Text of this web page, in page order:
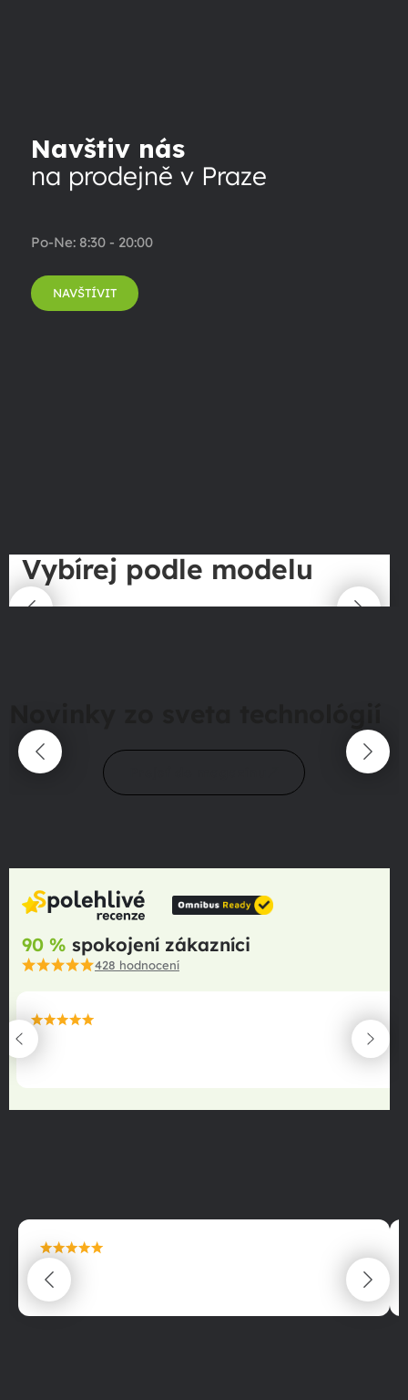
Navštiv nás
na prodejně v Praze
Po-Ne: 8:30 - 20:00
NAVŠTÍVIT
Vybírej podle modelu
90 % spokojení zákazníci
428 hodnocení
maximální spokojenost
22.06.2025
maximální spokojenost
22.06.2025